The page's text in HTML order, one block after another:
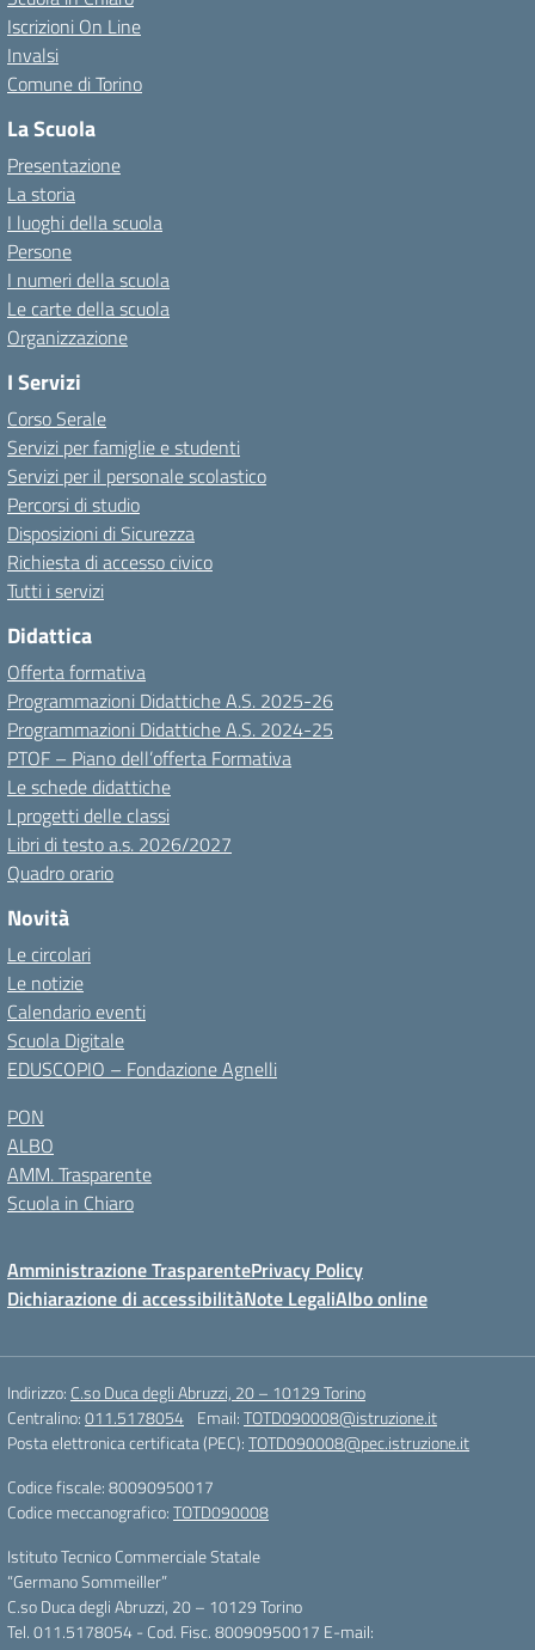
Iscrizioni On Line
Invalsi
Comune di Torino
La Scuola
Presentazione
La storia
I luoghi della scuola
Persone
I numeri della scuola
Le carte della scuola
Organizzazione
I Servizi
Corso Serale
Servizi per famiglie e studenti
Servizi per il personale scolastico
Percorsi di studio
Disposizioni di Sicurezza
Richiesta di accesso civico
Tutti i servizi
Didattica
Offerta formativa
Programmazioni Didattiche A.S. 2025-26
Programmazioni Didattiche A.S. 2024-25
PTOF – Piano dell’offerta Formativa
Le schede didattiche
I progetti delle classi
Libri di testo a.s. 2026/2027
Quadro orario
Novità
Le circolari
Le notizie
Calendario eventi
Scuola Digitale
EDUSCOPIO – Fondazione Agnelli
PON
ALBO
AMM. Trasparente
Scuola in Chiaro
Amministrazione TrasparentePrivacy Policy
Dichiarazione di accessibilitàNote LegaliAlbo online
Indirizzo: C.so Duca degli Abruzzi, 20 – 10129 Torino
Centralino:011.5178054 Email:TOTD090008@istruzione.it
Posta elettronica certificata (PEC):TOTD090008@pec.istruzione.it
Codice fiscale: 80090950017
Codice meccanografico:TOTD090008
Istituto Tecnico Commerciale Statale
“Germano Sommeiller”
C.so Duca degli Abruzzi, 20 – 10129 Torino
Tel. 011.5178054 - Cod. Fisc. 80090950017 E-mail: